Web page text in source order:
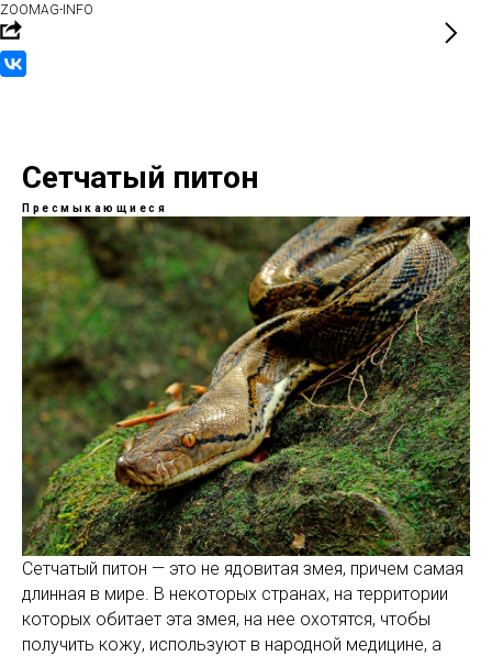
ZOOMAG-INFO
Сетчатый питон
Пресмыкающиеся
Сетчатый питон — это не ядовитая змея, причем самая
длинная в мире. В некоторых странах, на территории
которых обитает эта змея, на нее охотятся, чтобы
получить кожу, используют в народной медицине, а